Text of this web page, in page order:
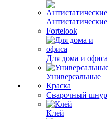
Антистатические
Fortelook
Для дома и офиса
Универсальные
Краска
Сварочный шнур
Клей